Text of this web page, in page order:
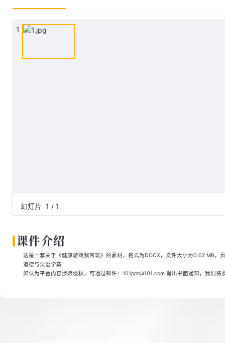
1
幻灯片 1 / 1
课件介绍
这是一套关于《健康游戏我常玩》的素材，格式为DOCX，文件大小为0.02 MB，
道德与法治学案
如认为平台内容涉嫌侵权，可通过邮件：101ppt@101.com 提出书面通知，我们将